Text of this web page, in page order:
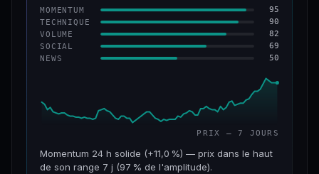
VS ATH
−93,6 %
CONFIANCE 64/100
MOMENTUM 95
TECHNIQUE 90
VOLUME 82
SOCIAL 69
NEWS 50
PRIX — 7 JOURS
Momentum 24 h solide (+11,0 %) — prix dans le haut
de son range 7 j (97 % de l'amplitude).